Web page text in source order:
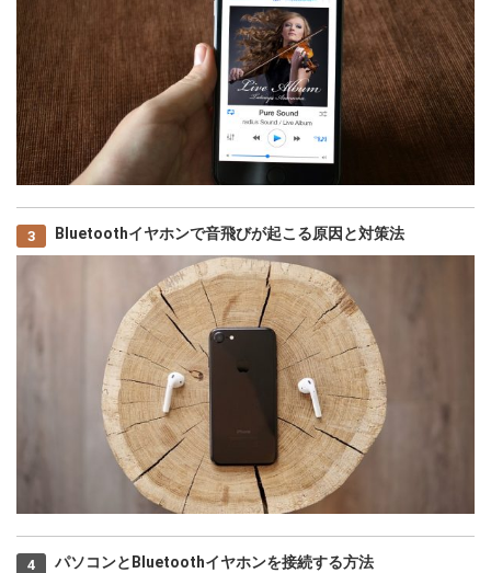
Bluetoothイヤホンで音飛びが起こる原因と対策法
パソコンとBluetoothイヤホンを接続する方法